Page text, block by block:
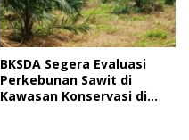
BKSDA Segera Evaluasi
Perkebunan Sawit di
Kawasan Konservasi di